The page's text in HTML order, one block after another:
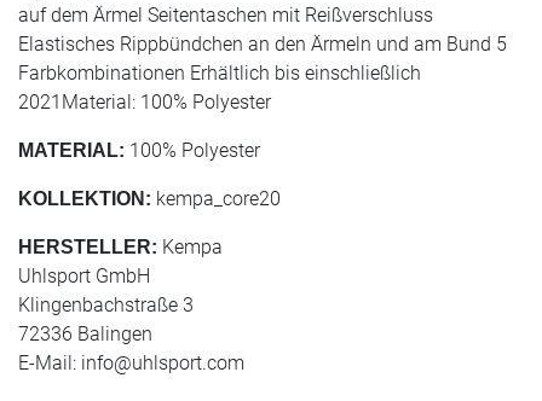
auf dem Ärmel Seitentaschen mit Reißverschluss
Elastisches Rippbündchen an den Ärmeln und am Bund 5
Farbkombinationen Erhältlich bis einschließlich
2021Material: 100% Polyester
MATERIAL: 100% Polyester
KOLLEKTION: kempa_core20
HERSTELLER: Kempa
Uhlsport GmbH
Klingenbachstraße 3
72336 Balingen
E-Mail: info@uhlsport.com